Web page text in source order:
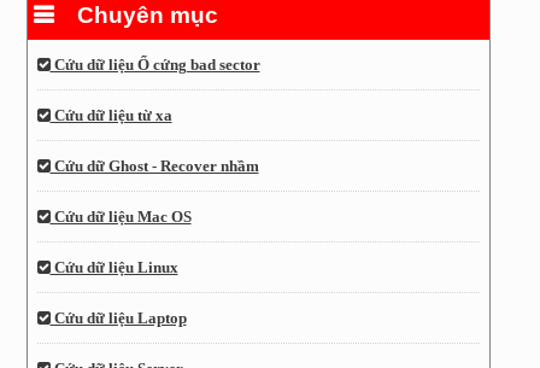
Chuyên mục
Cứu dữ liệu Ổ cứng bad sector
Cứu dữ liệu từ xa
Cứu dữ Ghost - Recover nhầm
Cứu dữ liệu Mac OS
Cứu dữ liệu Linux
Cứu dữ liệu Laptop